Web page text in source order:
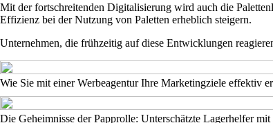
Mit der fortschreitenden Digitalisierung wird auch die
Effizienz bei der Nutzung von Paletten erheblich steigern.
Unternehmen, die frühzeitig auf diese Entwicklungen
Wie Sie mit einer Werbeagentur Ihre Marketingziele effektiv
Die Geheimnisse der Papprolle: Unterschätzte Lagerhelfer mit